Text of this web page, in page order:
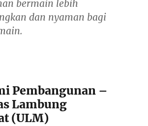
bermain lebih
dan nyaman bagi
Pembangunan –
Lambung
(ULM)